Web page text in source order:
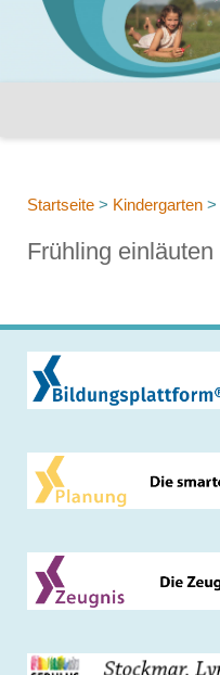
Startseite > Kindergarten >
Frühling einläuten